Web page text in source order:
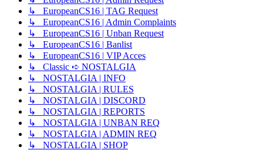
↳ EuropeanCS16 | TAG Request
↳ EuropeanCS16 | Admin Complaints
↳ EuropeanCS16 | Unban Request
↳ EuropeanCS16 | Banlist
↳ EuropeanCS16 | VIP Acces
↳ Classic ➪ NOSTALGIA
↳ NOSTALGIA | INFO
↳ NOSTALGIA | RULES
↳ NOSTALGIA | DISCORD
↳ NOSTALGIA | REPORTS
↳ NOSTALGIA | UNBAN REQ
↳ NOSTALGIA | ADMIN REQ
↳ NOSTALGIA | SHOP